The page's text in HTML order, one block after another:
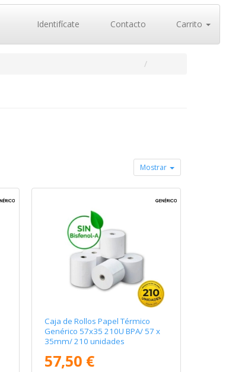
Identifícate Contacto Carrito
Mostrar
Caja de Rollos Papel Térmico
Genérico 57x35 210U BPA/ 57 x
35mm/ 210 unidades
57,50 €